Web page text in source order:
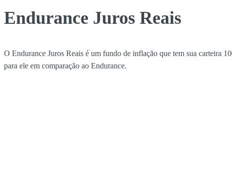
Endurance Juros Reais
O Endurance Juros Reais é um fundo de inflação que tem sua carteira
para ele em comparação ao Endurance.